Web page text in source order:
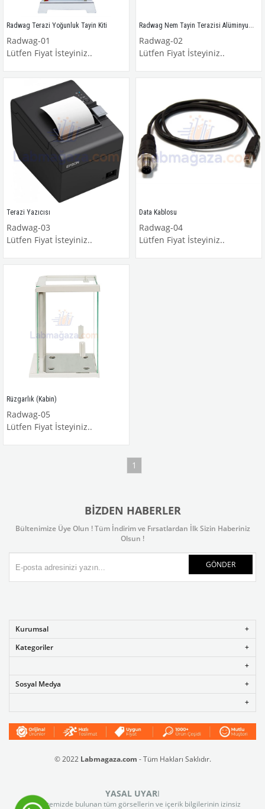
Radwag Terazi Yoğunluk Tayin Kiti
Radwag-01
Lütfen Fiyat İsteyiniz..
Radwag Nem Tayin Terazisi Alüminyum Tartım Kabı
Radwag-02
Lütfen Fiyat İsteyiniz..
Terazi Yazıcısı
Radwag-03
Lütfen Fiyat İsteyiniz..
Data Kablosu
Radwag-04
Lütfen Fiyat İsteyiniz..
Rüzgarlık (Kabin)
Radwag-05
Lütfen Fiyat İsteyiniz..
1
BIZDEN HABERLER
Bültenimize Üye Olun ! Tüm İndirim ve Fırsatlardan İlk Sizin Haberiniz
Olsun !
GÖNDER
Kurumsal
Kategoriler
Sosyal Medya
© 2022 Labmagaza.com - Tüm Hakları Saklıdır.
YASAL UYARI
Web sitemizde bulunan tüm görsellerin ve içerik bilgilerinin izinsiz